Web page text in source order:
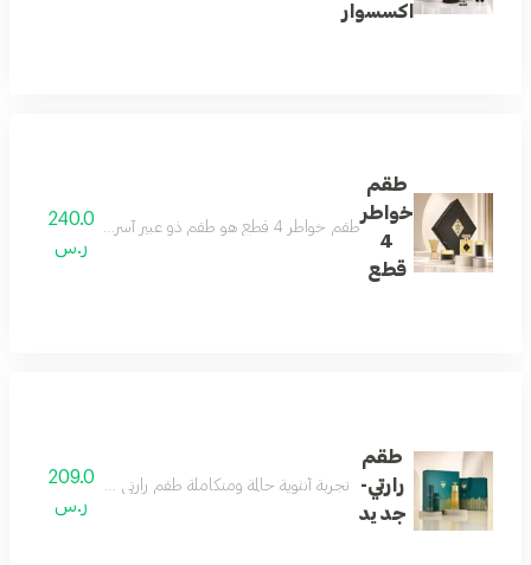
اكسسوار
طقم
خواطر
4
قطع
طقم خواطر 4 قطع هو طقم ذو عبير آسر يحتوي علي عطر خواطر الذي يجمع بين اللمسات الشرقية الناعمة والنفحات الغربية الجذابة مزيج من الفريسيا والياسمين والكراميل
240.0
ر.س
طقم
رارتي-
جديد
تجربة أنثوية حالمة ومتكاملة طقم رارتي يقدّم تجربة عطرية
209.0
ر.س